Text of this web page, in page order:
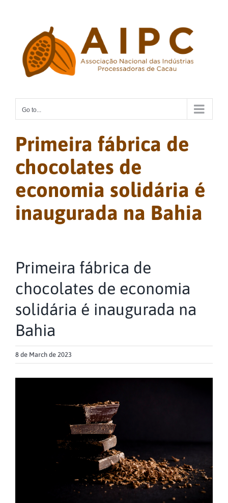
Go to...
Primeira fábrica de
chocolates de
economia solidária é
inaugurada na Bahia
Primeira fábrica de
chocolates de economia
solidária é inaugurada na
Bahia
8 de March de 2023